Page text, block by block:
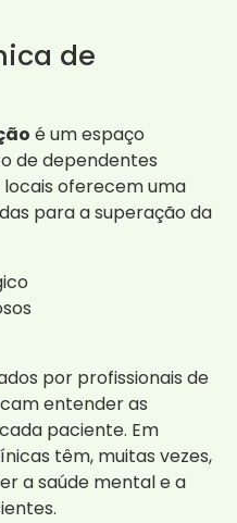
de
é um espaço
de dependentes
locais oferecem uma
para a superação da
por profissionais de
entender as
paciente. Em
têm, muitas vezes,
a saúde mental e a